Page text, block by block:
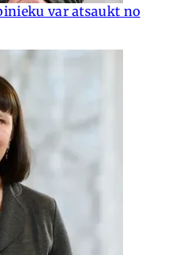
var atsaukt no